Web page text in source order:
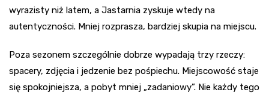
wyrazisty niż latem, a Jastarnia zyskuje wtedy na
autentyczności. Mniej rozprasza, bardziej skupia na miejscu.
Poza sezonem szczególnie dobrze wypadają trzy rzeczy:
spacery, zdjęcia i jedzenie bez pośpiechu. Miejscowość staje
się spokojniejsza, a pobyt mniej „zadaniowy”. Nie każdy tego